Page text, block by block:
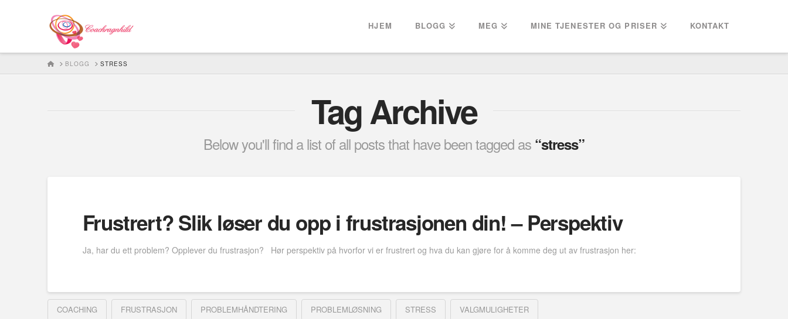
HJEM BLOGG MEG MINE TJENESTER OG PRISER KONTAKT
HOMEBLOGG STRESS
Tag Archive
Below you'll find a list of all posts that have been tagged as “stress”
Frustrert? Slik løser du opp i frustrasjonen din! – Perspektiv
Ja, har du ett problem? Opplever du frustrasjon? Hør perspektiv på hvorfor vi er frustrert og hva du kan gjøre for å komme deg ut av frustrasjon her:
COACHING FRUSTRASJON PROBLEMHÅNDTERING PROBLEMLØSNING STRESS VALGMULIGHETER